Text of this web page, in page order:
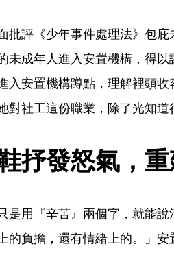
批評《少年事件處理法》包
未成年人進入安置機構，得
入安置機構蹲點，理解裡頭
對社工這份職業，除了光知道
抒發怒氣，
是用『辛苦』兩個字，就能
的負擔，還有情緒上的。」